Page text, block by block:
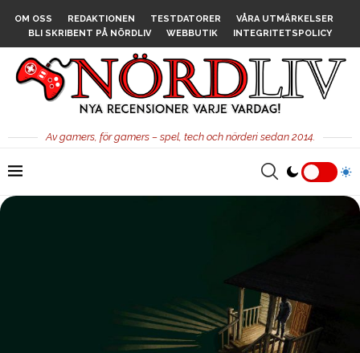
OM OSS REDAKTIONEN TESTDATORER
VÅRA UTMÄRKELSER
BLI SKRIBENT PÅ NÖRDLIV
WEBBUTIK INTEGRITETSPOLICY
Av gamers, för gamers – spel, tech och nörderi sedan 2014.